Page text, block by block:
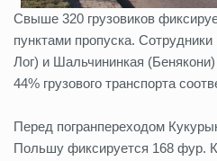
Свыше 320 грузовиков
пунктами пропуска.
Лог) и Шальчининкая
44% грузового транспорта
Перед погранпереходом
Польшу фиксируется 168 фур.